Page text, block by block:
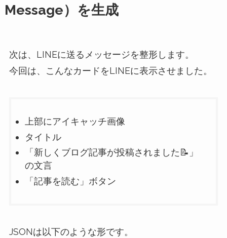
Message）を生成
次は、LINEに送るメッセージを整形します。
今回は、こんなカードをLINEに表示させました。
上部にアイキャッチ画像
タイトル
「新しくブログ記事が投稿されました📝」
の文言
「記事を読む」ボタン
JSONは以下のような形です。